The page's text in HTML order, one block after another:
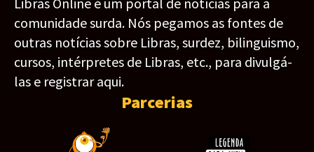
comunidade surda. Nós pegamos as fontes de
outras notícias sobre Libras, surdez, bilinguismo,
cursos, intérpretes de Libras, etc., para divulgá-
las e registrar aqui.
Parcerias